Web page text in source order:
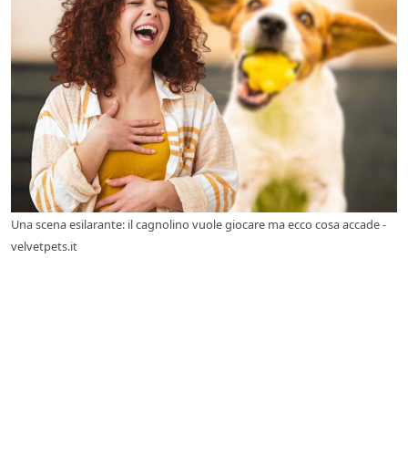
Una scena esilarante: il cagnolino vuole giocare ma ecco cosa accade -
velvetpets.it